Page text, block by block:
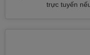
trực tuyến